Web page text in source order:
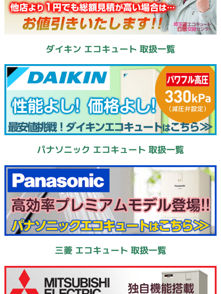
ダイキン エコキュート 取扱一覧
パナソニック エコキュート 取扱一覧
三菱 エコキュート 取扱一覧